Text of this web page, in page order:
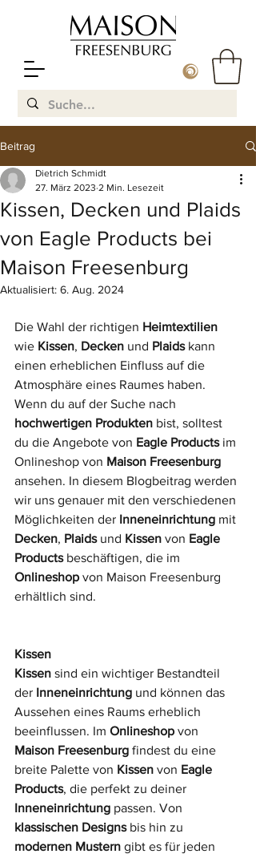
Beitrag
Kissen, Decken und Plaids
von Eagle Products bei
Maison Freesenburg
Dietrich Schmidt
27. März 2023 2 Min. Lesezeit
Aktualisiert: 6. Aug. 2024
Die Wahl der richtigen Heimtextilien
wie Kissen, Decken und Plaids kann
einen erheblichen Einfluss auf die
Atmosphäre eines Raumes haben.
Wenn du auf der Suche nach
hochwertigen Produkten bist, solltest
du die Angebote von Eagle Products im
Onlineshop von Maison Freesenburg
ansehen. In diesem Blogbeitrag werden
wir uns genauer mit den verschiedenen
Möglichkeiten der Inneneinrichtung mit
Decken, Plaids und Kissen von Eagle
Products beschäftigen, die im
Onlineshop von Maison Freesenburg
erhältlich sind.
Kissen
Kissen sind ein wichtiger Bestandteil
der Inneneinrichtung und können das
Aussehen eines Raums erheblich
beeinflussen. Im Onlineshop von
Maison Freesenburg findest du eine
breite Palette von Kissen von Eagle
Products, die perfekt zu deiner
Inneneinrichtung passen. Von
klassischen Designs bis hin zu
modernen Mustern gibt es für jeden